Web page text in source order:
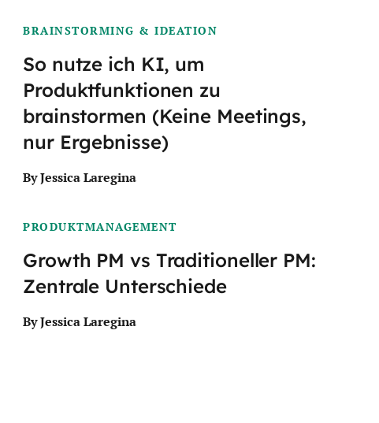
BRAINSTORMING & IDEATION
So nutze ich KI, um
Produktfunktionen zu
brainstormen (Keine Meetings,
nur Ergebnisse)
By Jessica Laregina
PRODUKTMANAGEMENT
Growth PM vs Traditioneller PM:
Zentrale Unterschiede
By Jessica Laregina